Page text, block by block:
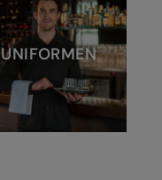
UNIFORMEN